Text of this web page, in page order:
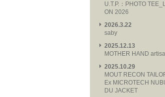
U.T.P.：PHOTO
ON 2026
2026.3.22
saby
2025.12.13
MOTHER HAND
2025.10.29
MOUT RECON
Ex MICROTECH
DU JACKET